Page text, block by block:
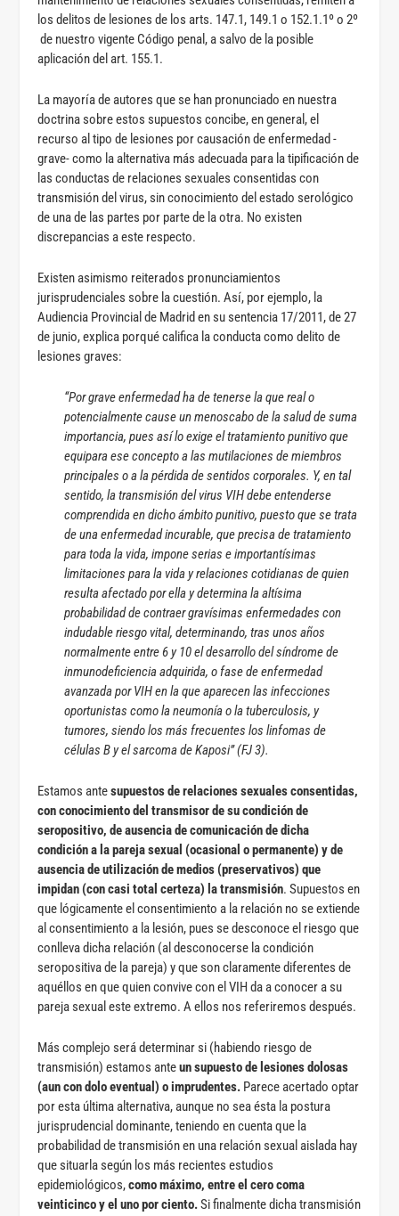
los delitos de lesiones de los arts. 147.1, 149.1 o 152.1.1º o 2º
de nuestro vigente Código penal, a salvo de la posible
aplicación del art. 155.1.
La mayoría de autores que se han pronunciado en nuestra
doctrina sobre estos supuestos concibe, en general, el
recurso al tipo de lesiones por causación de enfermedad -
grave- como la alternativa más adecuada para la tipificación de
las conductas de relaciones sexuales consentidas con
transmisión del virus, sin conocimiento del estado serológico
de una de las partes por parte de la otra. No existen
discrepancias a este respecto.
Existen asimismo reiterados pronunciamientos
jurisprudenciales sobre la cuestión. Así, por ejemplo, la
Audiencia Provincial de Madrid en su sentencia 17/2011, de 27
de junio, explica porqué califica la conducta como delito de
lesiones graves:
“Por grave enfermedad ha de tenerse la que real o
potencialmente cause un menoscabo de la salud de suma
importancia, pues así lo exige el tratamiento punitivo que
equipara ese concepto a las mutilaciones de miembros
principales o a la pérdida de sentidos corporales. Y, en tal
sentido, la transmisión del virus VIH debe entenderse
comprendida en dicho ámbito punitivo, puesto que se trata
de una enfermedad incurable, que precisa de tratamiento
para toda la vida, impone serias e importantísimas
limitaciones para la vida y relaciones cotidianas de quien
resulta afectado por ella y determina la altísima
probabilidad de contraer gravísimas enfermedades con
indudable riesgo vital, determinando, tras unos años
normalmente entre 6 y 10 el desarrollo del síndrome de
inmunodeficiencia adquirida, o fase de enfermedad
avanzada por VIH en la que aparecen las infecciones
oportunistas como la neumonía o la tuberculosis, y
tumores, siendo los más frecuentes los linfomas de
células B y el sarcoma de Kaposi” (FJ 3).
Estamos antesupuestos de relaciones sexuales consentidas,
con conocimiento del transmisor de su condición de
seropositivo, de ausencia de comunicación de dicha
condición a la pareja sexual (ocasional o permanente) y de
ausencia de utilización de medios (preservativos) que
impidan (con casi total certeza) la transmisión. Supuestos en
que lógicamente el consentimiento a la relación no se extiende
al consentimiento a la lesión, pues se desconoce el riesgo que
conlleva dicha relación (al desconocerse la condición
seropositiva de la pareja) y que son claramente diferentes de
aquéllos en que quien convive con el VIH da a conocer a su
pareja sexual este extremo. A ellos nos referiremos después.
Más complejo será determinar si (habiendo riesgo de
transmisión) estamos anteun supuesto de lesiones dolosas
(aun con dolo eventual) o imprudentes. Parece acertado optar
por esta última alternativa, aunque no sea ésta la postura
jurisprudencial dominante, teniendo en cuenta que la
probabilidad de transmisión en una relación sexual aislada hay
que situarla según los más recientes estudios
epidemiológicos,como máximo, entre el cero coma
veinticinco y el uno por ciento.Si finalmente dicha transmisión